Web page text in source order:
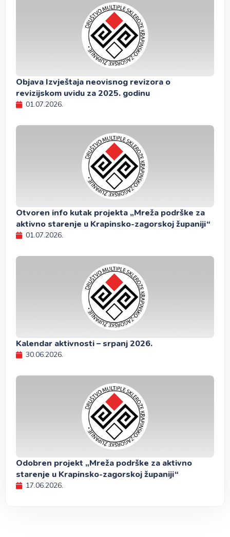
Objava Izvještaja neovisnog revizora o
revizijskom uvidu za 2025. godinu
01.07.2026.
Otvoren info kutak projekta „Mreža podrške za
aktivno starenje u Krapinsko-zagorskoj županiji“
01.07.2026.
Kalendar aktivnosti – srpanj 2026.
30.06.2026.
Odobren projekt „Mreža podrške za aktivno
starenje u Krapinsko-zagorskoj županiji“
17.06.2026.